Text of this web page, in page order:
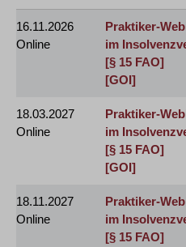
16.11.2026
Online
Praktiker-
im
[§ 15 FAO]
[GOI]
18.03.2027
Online
Praktiker-
im
[§ 15 FAO]
[GOI]
18.11.2027
Online
Praktiker-
im
[§ 15 FAO]